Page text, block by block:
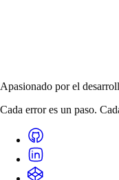
Apasionado por el
Cada error es un paso.